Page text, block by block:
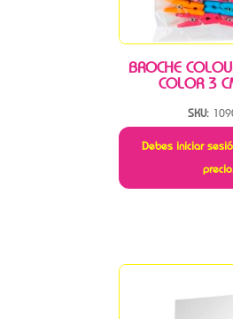
BROCHE
COLOR 3
SKU:
Debes iniciar